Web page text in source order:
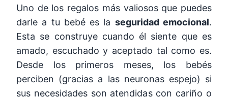
Uno de los regalos más valiosos que puedes
darle a tu bebé es la seguridad emocional.
Esta se construye cuando él siente que es
amado, escuchado y aceptado tal como es.
Desde los primeros meses, los bebés
perciben (gracias a las neuronas espejo) si
sus necesidades son atendidas con cariño o